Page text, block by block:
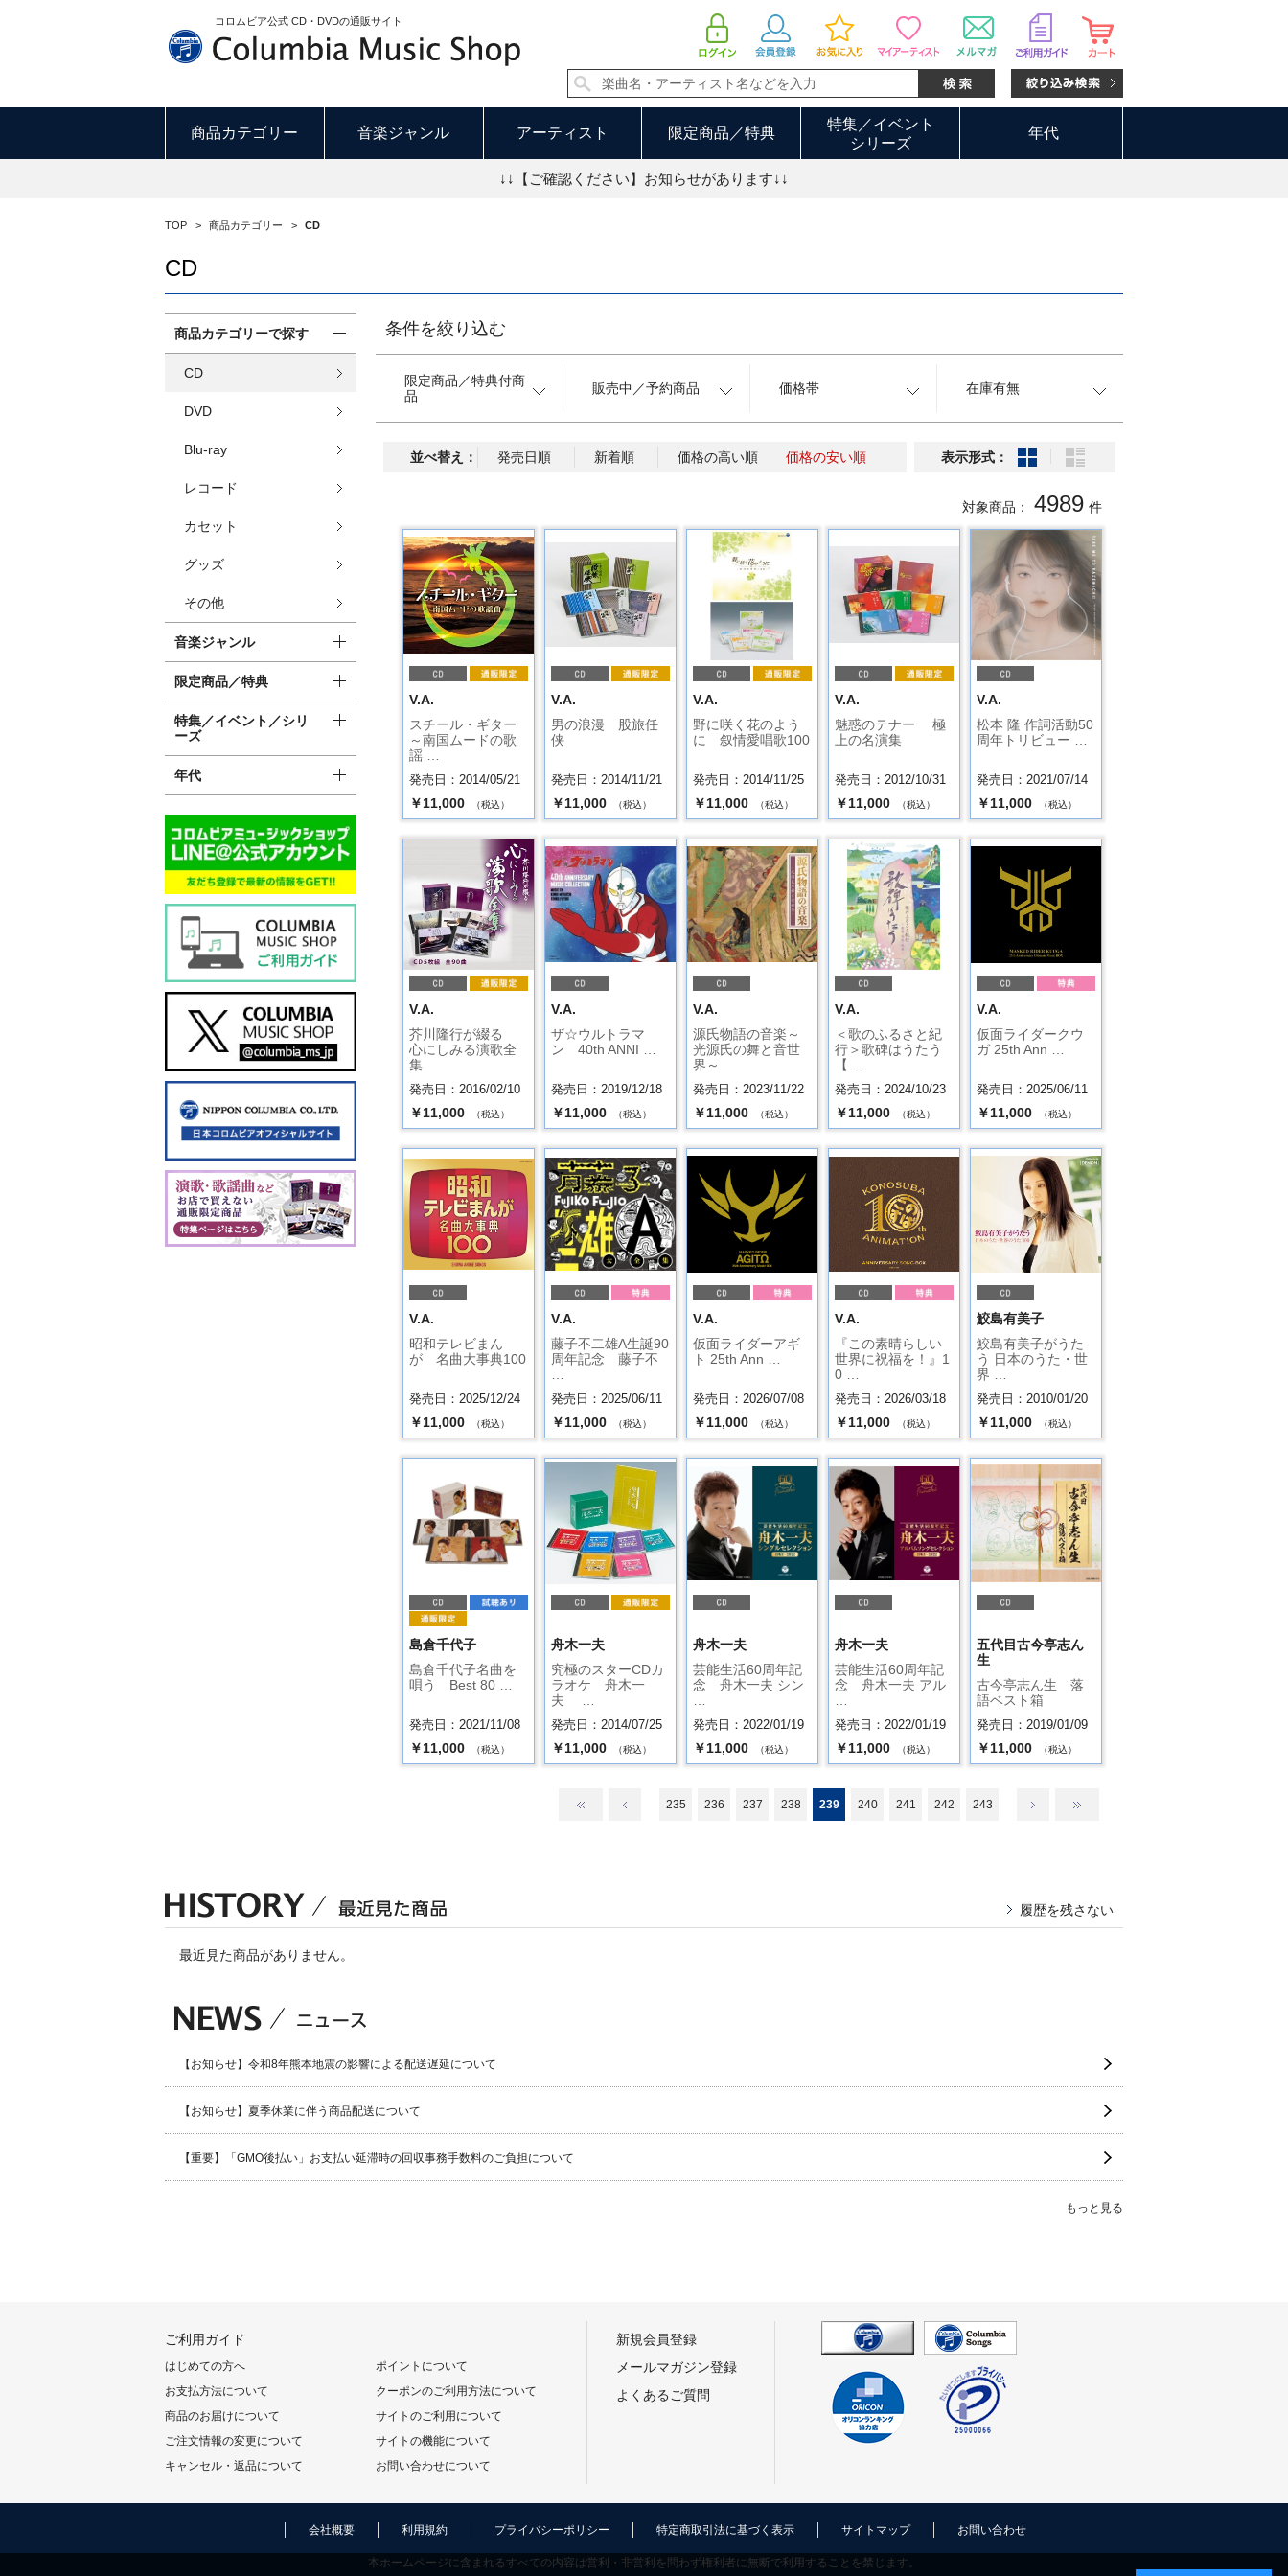
コロムビア公式 CD・DVDの通販サイト
商品カテゴリー 音楽ジャンル アーティスト 限定商品／特典
特集／イベント
シリーズ
年代
↓↓【ご確認ください】お知らせがあります↓↓
TOP > 商品カテゴリー > CD
CD
条件を絞り込む
限定商品／特典付商
品
販売中／予約商品 価格帯 在庫有無
並べ替え： 発売日順 新着順 価格の高い順 価格の安い順 表示形式：
対象商品： 4989 件
V.A.
スチール・ギター
～南国ムードの歌
謡 …
発売日：2014/05/21
￥11,000 （税込）
V.A.
男の浪漫 股旅任
侠
発売日：2014/11/21
￥11,000 （税込）
V.A.
野に咲く花のよう
に 叙情愛唱歌100
発売日：2014/11/25
￥11,000 （税込）
V.A.
魅惑のテナー 極
上の名演集
発売日：2012/10/31
￥11,000 （税込）
V.A.
松本 隆 作詞活動50
周年トリビュー …
発売日：2021/07/14
￥11,000 （税込）
V.A.
芥川隆行が綴る
心にしみる演歌全
集
発売日：2016/02/10
￥11,000 （税込）
V.A.
ザ☆ウルトラマ
ン 40th ANNI …
発売日：2019/12/18
￥11,000 （税込）
V.A.
源氏物語の音楽～
光源氏の舞と音世
界～
発売日：2023/11/22
￥11,000 （税込）
V.A.
＜歌のふるさと紀
行＞歌碑はうたう
【 …
発売日：2024/10/23
￥11,000 （税込）
V.A.
仮面ライダークウ
ガ 25th Ann …
発売日：2025/06/11
￥11,000 （税込）
V.A.
昭和テレビまん
が 名曲大事典100
発売日：2025/12/24
￥11,000 （税込）
V.A.
藤子不二雄A生誕90
周年記念 藤子不
発売日：2025/06/11
￥11,000 （税込）
V.A.
仮面ライダーアギ
ト 25th Ann …
発売日：2026/07/08
￥11,000 （税込）
V.A.
『この素晴らしい
世界に祝福を！』1
0 …
発売日：2026/03/18
￥11,000 （税込）
鮫島有美子
鮫島有美子がうた
う 日本のうた・世
界 …
発売日：2010/01/20
￥11,000 （税込）
島倉千代子
島倉千代子名曲を
唄う Best 80 …
発売日：2021/11/08
￥11,000 （税込）
舟木一夫
究極のスターCDカ
ラオケ 舟木一
夫 …
発売日：2014/07/25
￥11,000 （税込）
舟木一夫
芸能生活60周年記
念 舟木一夫 シン
発売日：2022/01/19
￥11,000 （税込）
舟木一夫
芸能生活60周年記
念 舟木一夫 アル
発売日：2022/01/19
￥11,000 （税込）
五代目古今亭志ん
生
古今亭志ん生 落
語ベスト箱
発売日：2019/01/09
￥11,000 （税込）
235 236 237 238 239 240 241 242 243
商品カテゴリーで探す
CD
DVD
Blu-ray
レコード
カセット
グッズ
その他
音楽ジャンル
限定商品／特典
特集／イベント／シリ
ーズ
年代
最近見た商品がありません。
履歴を残さない
【お知らせ】令和8年熊本地震の影響による配送遅延について
【お知らせ】夏季休業に伴う商品配送について
【重要】「GMO後払い」お支払い延滞時の回収事務手数料のご負担について
もっと見る
ご利用ガイド
はじめての方へ
お支払方法について
商品のお届けについて
ご注文情報の変更について
キャンセル・返品について
ポイントについて
クーポンのご利用方法について
サイトのご利用について
サイトの機能について
お問い合わせについて
新規会員登録
メールマガジン登録
よくあるご質問
会社概要 利用規約 プライバシーポリシー 特定商取引法に基づく表示 サイトマップ お問い合わせ
本ホームページに含まれるすべての内容は営利・非営利を問わず権利者に無断で利用することを禁じます。